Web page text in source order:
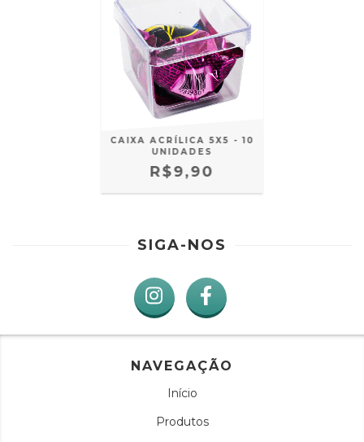
CAIXA ACRÍLICA 5X5 - 10
UNIDADES
R$9,90
SIGA-NOS
NAVEGAÇÃO
Início
Produtos